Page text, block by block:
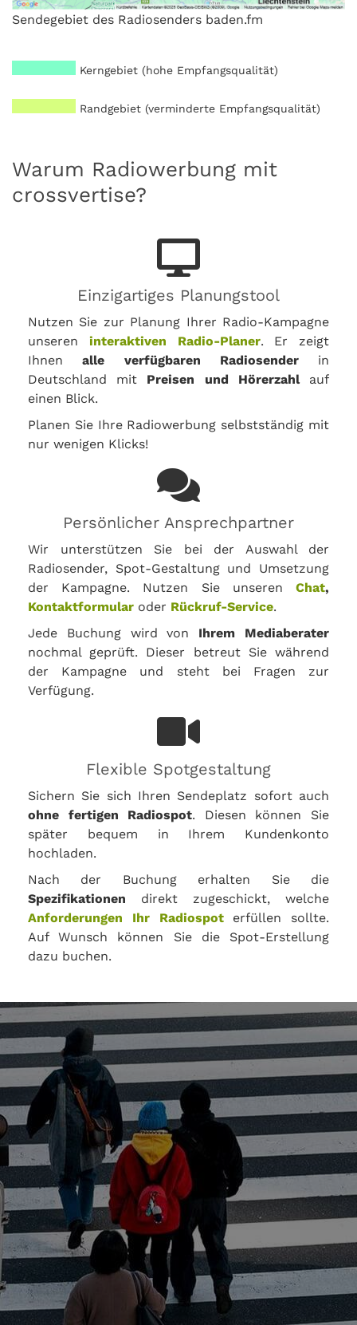
Sendegebiet des Radiosenders baden.fm
Kerngebiet (hohe Empfangsqualität)
Randgebiet (verminderte Empfangsqualität)
Warum Radiowerbung mit
crossvertise?
Einzigartiges Planungstool
Nutzen Sie zur Planung Ihrer Radio-Kampagne
unseren interaktiven Radio-Planer. Er zeigt
Ihnenalle verfügbaren Radiosenderin
Deutschland mit Preisen und Hörerzahlauf
einen Blick.
Planen Sie Ihre Radiowerbung selbstständig mit
nur wenigen Klicks!
Persönlicher Ansprechpartner
Wir unterstützen Sie bei der Auswahl der
Radiosender, Spot-Gestaltung und Umsetzung
der Kampagne. Nutzen Sie unseren Chat,
Kontaktformular oder Rückruf-Service.
Jede Buchung wird von Ihrem Mediaberater
nochmal geprüft. Dieser betreut Sie während
der Kampagne und steht bei Fragen zur
Verfügung.
Flexible Spotgestaltung
Sichern Sie sich Ihren Sendeplatz sofort auch
ohne fertigen Radiospot. Diesen können Sie
später bequem in Ihrem Kundenkonto
hochladen.
Nach der Buchung erhalten Sie die
Spezifikationen direkt zugeschickt, welche
Anforderungen Ihr Radiospoterfüllen sollte.
Auf Wunsch können Sie die Spot-Erstellung
dazu buchen.